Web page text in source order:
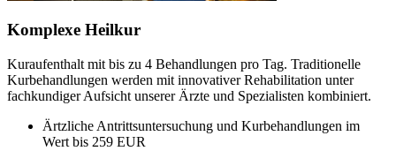
Komplexe Heilkur
Kuraufenthalt mit bis zu 4 Behandlungen pro Tag. Traditionelle
Kurbehandlungen werden mit innovativer Rehabilitation unter
fachkundiger Aufsicht unserer Ärzte und Spezialisten kombiniert.
Ärtzliche Antrittsuntersuchung und Kurbehandlungen im
Wert bis 259 EUR